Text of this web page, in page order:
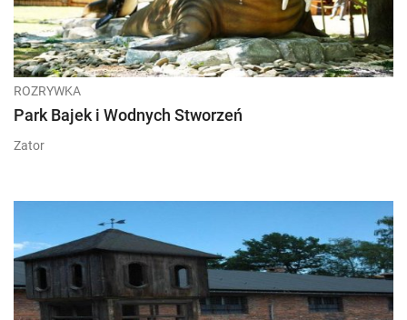
ROZRYWKA
Park Bajek i Wodnych Stworzeń
Zator